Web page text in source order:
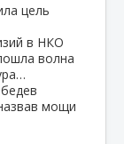
цель
волна
мощи